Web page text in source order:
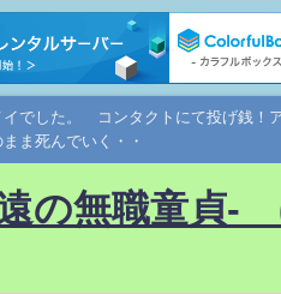
でした。 コンタクトにて投げ銭
ま死んでいく・・
無職童貞-